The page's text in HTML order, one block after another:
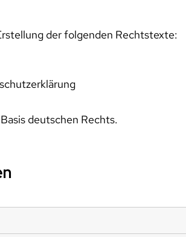
der folgenden Rechtstexte:
deutschen Rechts.